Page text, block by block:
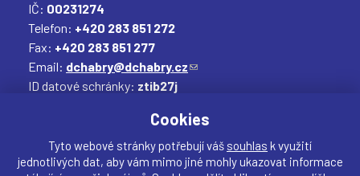
IČ: 00231274
Telefon: +420 283 851 272
Fax: +420 283 851 277
Email: dchabry@dchabry.cz(
k
a
z
ID datové schránky: ztib27j
d
k
Cookies
Tyto webové stránky potřebují váš souhlas k využití
jednotlivých dat, aby vám mimo jiné mohly ukazovat informace